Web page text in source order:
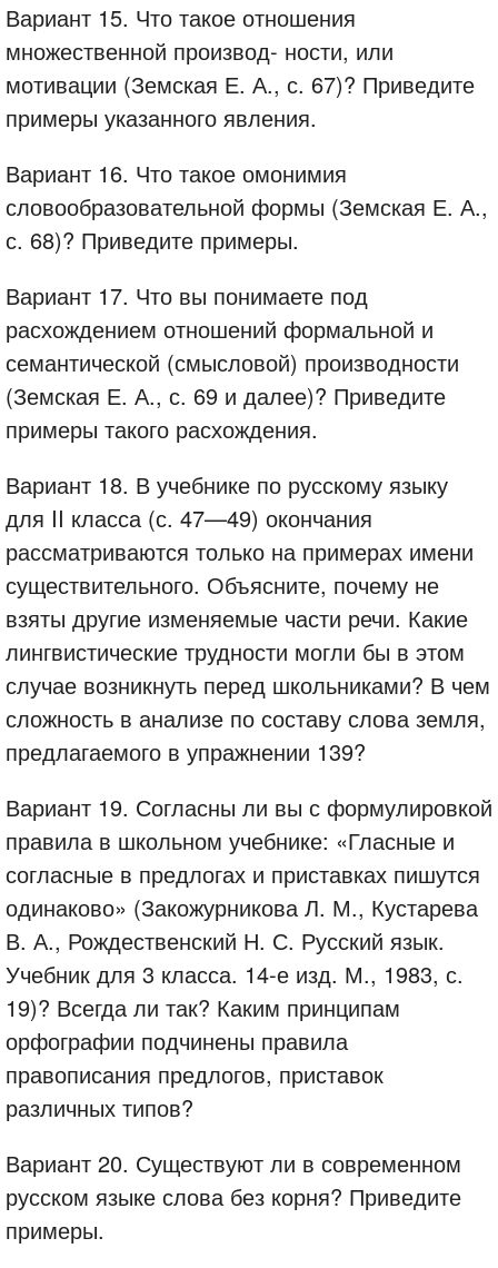
Вариант 15. Что такое отношения
множественной производ- ности, или
мотивации (Земская Е. А., с. 67)? Приведите
примеры указанного явления.
Вариант 16. Что такое омонимия
словообразовательной формы (Земская Е. А.,
с. 68)? Приведите примеры.
Вариант 17. Что вы понимаете под
расхождением отношений формальной и
семантической (смысловой) производности
(Земская Е. А., с. 69 и далее)? Приведите
примеры такого расхождения.
Вариант 18. В учебнике по русскому языку
для II класса (с. 47—49) окончания
рассматриваются только на примерах имени
существительного. Объясните, почему не
взяты другие изменяемые части речи. Какие
лингвистические трудности могли бы в этом
случае возникнуть перед школьниками? В чем
сложность в анализе по составу слова земля,
предлагаемого в упражнении 139?
Вариант 19. Согласны ли вы с формулировкой
правила в школьном учебнике: «Гласные и
согласные в предлогах и приставках пишутся
одинаково» (Закожурникова Л. М., Кустарева
В. А., Рождественский Н. С. Русский язык.
Учебник для 3 класса. 14-е изд. М., 1983, с.
19)? Всегда ли так? Каким принципам
орфографии подчинены правила
правописания предлогов, приставок
различных типов?
Вариант 20. Существуют ли в современном
русском языке слова без корня? Приведите
примеры.